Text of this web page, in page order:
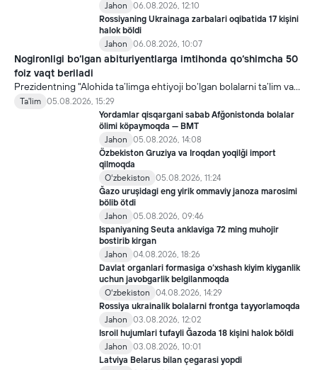
Jahon
06.08.2026, 12:10
Rossiyaning Ukrainaga zarbalari oqibatida 17 kişini
halok böldi
Jahon
06.08.2026, 10:07
Nogironligi bo‘lgan abituriyentlarga imtihonda qo‘shimcha 50
foiz vaqt beriladi
Prezidentning "Alohida ta’limga ehtiyoji bo‘lgan bolalarni ta’lim va
ijtimoiy xizmatlar bilan qamrab olish tizimini takomillashtirish
bo‘yicha qo‘shimcha chora-tadbirlar to‘g‘risida"gi qarori bilan
inklyuziv ta’lim sohasida qator yangi mexanizmlar joriy etilmoqda.
Ta'lim 05.08.2026, 15:29
Yordamlar qisqargani sabab Afğonistonda bolalar
ölimi köpaymoqda — BMT
Jahon
05.08.2026, 14:08
Özbekiston Gruziya va Iroqdan yoqilği import
qilmoqda
Oʻzbekiston
05.08.2026, 11:24
Ğazo uruşidagi eng yirik ommaviy janoza marosimi
bölib ötdi
Jahon
05.08.2026, 09:46
Ispaniyaning Seuta anklaviga 72 ming muhojir
bostirib kirgan
Jahon
04.08.2026, 18:26
Davlat organlari formasiga o‘xshash kiyim kiyganlik
uchun javobgarlik belgilanmoqda
Oʻzbekiston
04.08.2026, 14:29
Rossiya ukrainalik bolalarni frontga tayyorlamoqda
Jahon
03.08.2026, 12:02
Isroil hujumlari tufayli Ğazoda 18 kişini halok böldi
Jahon
03.08.2026, 10:01
Latviya Belarus bilan çegarasi yopdi